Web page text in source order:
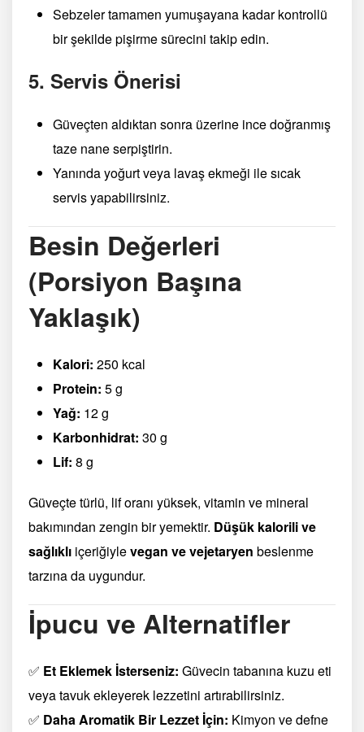
Sebzeler tamamen yumuşayana kadar kontrollü
bir şekilde pişirme sürecini takip edin.
5. Servis Önerisi
Güveçten aldıktan sonra üzerine ince doğranmış
taze nane serpiştirin.
Yanında yoğurt veya lavaş ekmeği ile sıcak
servis yapabilirsiniz.
Besin Değerleri
(Porsiyon Başına
Yaklaşık)
Kalori: 250 kcal
Protein: 5 g
Yağ: 12 g
Karbonhidrat: 30 g
Lif: 8 g
Güveçte türlü, lif oranı yüksek, vitamin ve mineral
bakımından zengin bir yemektir. Düşük kalorili ve
sağlıklı içeriğiylevegan ve vejetaryen beslenme
tarzına da uygundur.
İpucu ve Alternatifler
✅ Et Eklemek İsterseniz: Güvecin tabanına kuzu eti
veya tavuk ekleyerek lezzetini artırabilirsiniz.
✅ Daha Aromatik Bir Lezzet İçin: Kimyon ve defne